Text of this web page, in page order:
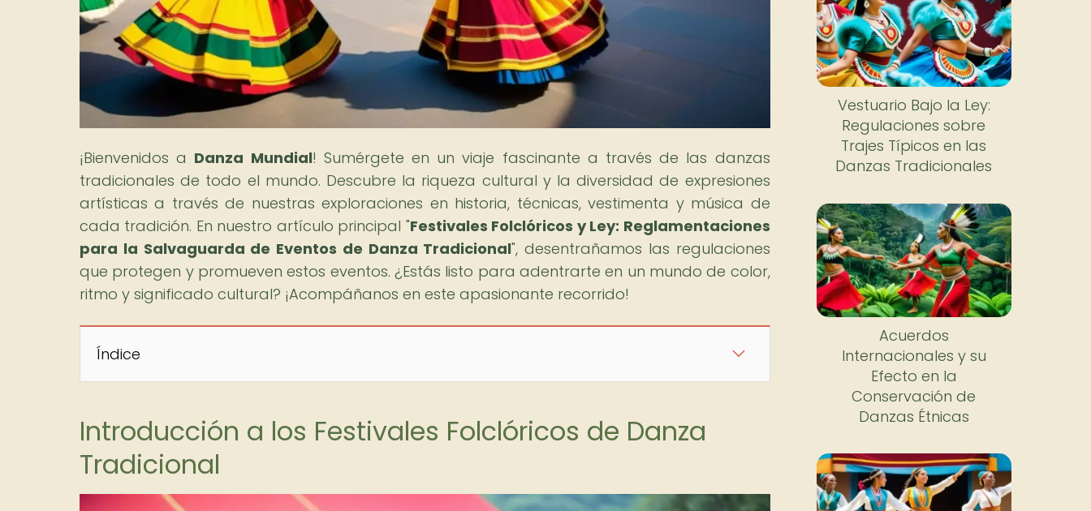
¡Bienvenidos a Danza Mundial! Sumérgete en un viaje fascinante a través de las danzas
tradicionales de todo el mundo. Descubre la riqueza cultural y la diversidad de expresiones
artísticas a través de nuestras exploraciones en historia, técnicas, vestimenta y música de
cada tradición. En nuestro artículo principal "Festivales Folclóricos y Ley: Reglamentaciones
para la Salvaguarda de Eventos de Danza Tradicional", desentrañamos las regulaciones
que protegen y promueven estos eventos. ¿Estás listo para adentrarte en un mundo de color,
ritmo y significado cultural? ¡Acompáñanos en este apasionante recorrido!
Índice
Introducción a los Festivales Folclóricos de Danza
Tradicional
Vestuario Bajo la Ley:
Regulaciones sobre
Trajes Típicos en las
Danzas Tradicionales
Acuerdos
Internacionales y su
Efecto en la
Conservación de
Danzas Étnicas